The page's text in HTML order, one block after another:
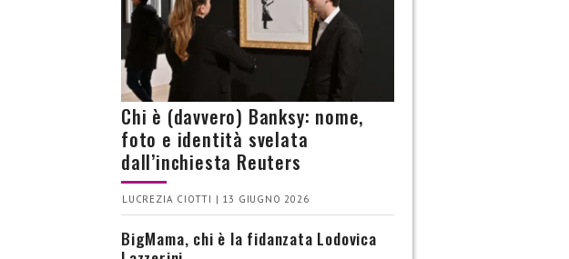
Chi è (davvero) Banksy: nome,
foto e identità svelata
dall’inchiesta Reuters
LUCREZIA CIOTTI | 13 GIUGNO 2026
BigMama, chi è la fidanzata Lodovica